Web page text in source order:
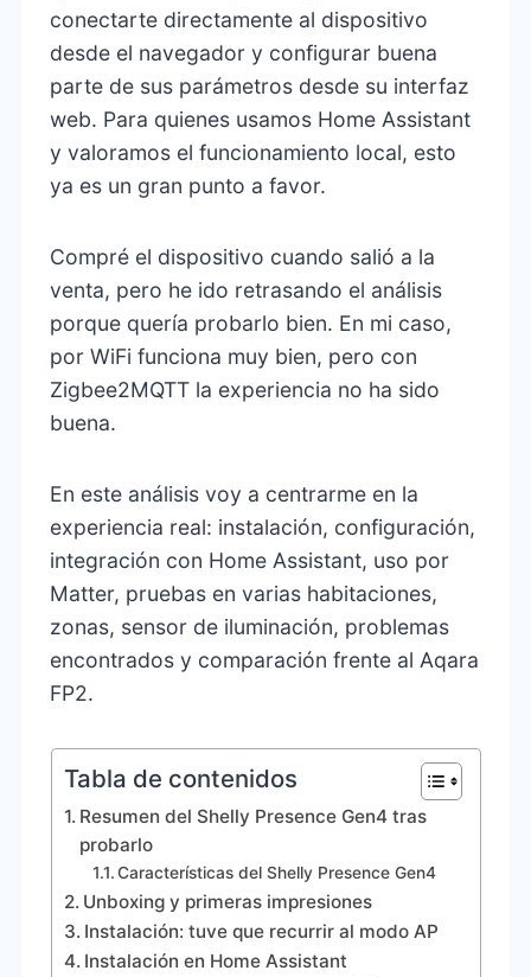
conectarte directamente al dispositivo
desde el navegador y configurar buena
parte de sus parámetros desde su interfaz
web. Para quienes usamos Home Assistant
y valoramos el funcionamiento local, esto
ya es un gran punto a favor.
Compré el dispositivo cuando salió a la
venta, pero he ido retrasando el análisis
porque quería probarlo bien. En mi caso,
por WiFi funciona muy bien, pero con
Zigbee2MQTT la experiencia no ha sido
buena.
En este análisis voy a centrarme en la
experiencia real: instalación, configuración,
integración con Home Assistant, uso por
Matter, pruebas en varias habitaciones,
zonas, sensor de iluminación, problemas
encontrados y comparación frente al Aqara
FP2.
Tabla de contenidos
Resumen del Shelly Presence Gen4 tras
probarlo
Características del Shelly Presence Gen4
Unboxing y primeras impresiones
Instalación: tuve que recurrir al modo AP
Instalación en Home Assistant